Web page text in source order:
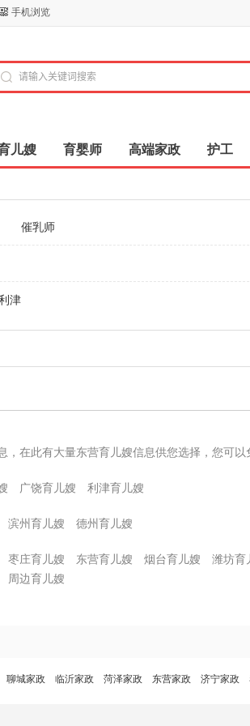
手机浏览
儿嫂 育婴师 高端家政 护工
催乳师
津
在此有大量东营育儿嫂信息供您选择，您可以
广饶育儿嫂 利津育儿嫂
滨州育儿嫂 德州育儿嫂
枣庄育儿嫂 东营育儿嫂 烟台育儿嫂 潍坊育
周边育儿嫂
聊城家政 临沂家政 菏泽家政 东营家政 济宁家政